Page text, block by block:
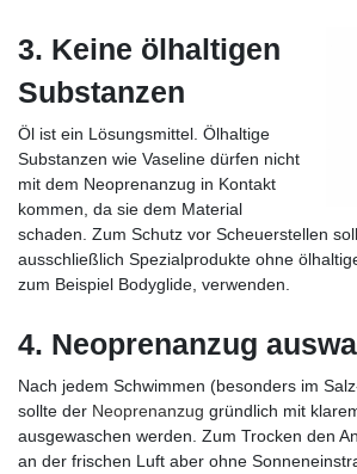
3. Keine ölhaltigen
Substanzen
Öl ist ein Lösungsmittel. Ölhaltige
Substanzen wie Vaseline dürfen nicht
mit dem Neoprenanzug in Kontakt
kommen, da sie dem Material
schaden. Zum Schutz vor Scheuerstellen
ausschließlich Spezialprodukte ohne
zum Beispiel Bodyglide, verwenden.
4. Neoprenanzug
Nach jedem Schwimmen (besonders im
sollte der Neoprenanzug gründlich mit
ausgewaschen werden. Zum Trocken den
an der frischen Luft aber ohne